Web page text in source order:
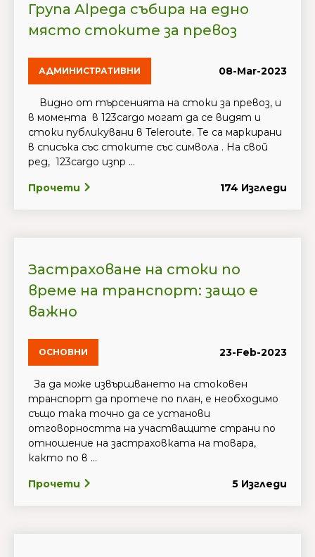
Група Alpega събира на едно
място стоките за превоз
АДМИНИСТРАТИВНИ 08-Mar-2023
Видно от търсенията на стоки за превоз, и
в момента в 123cargo могат да се видят и
стоки публикувани в Teleroute. Те са маркирани
в списъка със стоките със символа . На свой
ред, 123cargo изпр ...
Прочети 174 Изгледи
Застраховане на стоки по
време на транспорт: защо е
важно
ОСНОВНИ 23-Feb-2023
За да може извършването на стоковен
транспорт да протече по план, е необходимо
също така точно да се установи
отговорността на участващите страни по
отношение на застраховката на товара,
както по в ...
Прочети 5 Изгледи